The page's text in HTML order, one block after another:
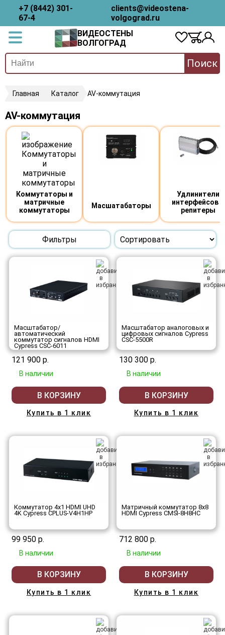
+7 (8442) 301-
67-4
clients@videostena-
volgograd.ru
ВИДЕОСТЕНЫ
ВОЛГОГРАД
Поиск
Главная Каталог AV-коммутация
AV-коммутация
Коммутаторы и
матричные
коммутаторы
Масшатабаторы
Удлинители
интерфейсов и
репитеры
Фильтры
Масштабатор/
автоматический
коммутатор сигналов HDMI
Cypress CSC-6011
121 900 р.
В наличии
В КОРЗИНУ
Купить в 1 клик
Масштабатор аналоговых и
цифровых сигналов Cypress
CSC-5500R
130 300 р.
В наличии
В КОРЗИНУ
Купить в 1 клик
Коммутатор 4х1 HDMI UHD
4K Cypress CPLUS-V4H1HP
99 950 р.
В наличии
В КОРЗИНУ
Купить в 1 клик
Матричный коммутатор 8х8
HDMI Cypress CMSI-8H8HC
712 800 р.
В наличии
В КОРЗИНУ
Купить в 1 клик